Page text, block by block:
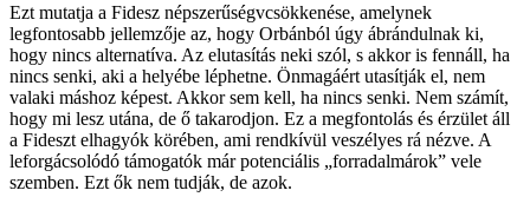
Ezt mutatja a Fidesz népszerűségvcsökkenése, amelynek
legfontosabb jellemzője az, hogy Orbánból úgy ábrándulnak ki,
hogy nincs alternatíva. Az elutasítás neki szól, s akkor is fennáll, ha
nincs senki, aki a helyébe léphetne. Önmagáért utasítják el, nem
valaki máshoz képest. Akkor sem kell, ha nincs senki. Nem számít,
hogy mi lesz utána, de ő takarodjon. Ez a megfontolás és érzület áll
a Fideszt elhagyók körében, ami rendkívül veszélyes rá nézve. A
leforgácsolódó támogatók már potenciális „forradalmárok” vele
szemben. Ezt ők nem tudják, de azok.